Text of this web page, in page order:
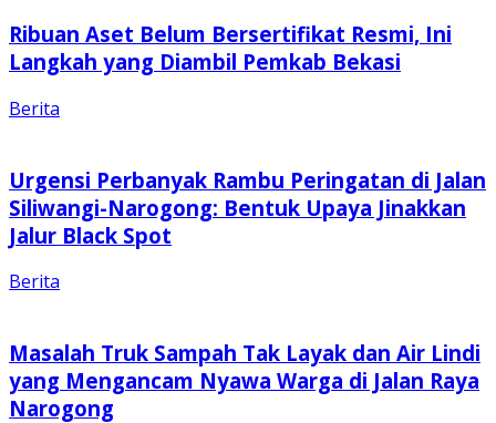
Ribuan Aset Belum Bersertifikat Resmi, Ini
Langkah yang Diambil Pemkab Bekasi
Berita
Urgensi Perbanyak Rambu Peringatan di Jalan
Siliwangi-Narogong: Bentuk Upaya Jinakkan
Jalur Black Spot
Berita
Masalah Truk Sampah Tak Layak dan Air Lindi
yang Mengancam Nyawa Warga di Jalan Raya
Narogong